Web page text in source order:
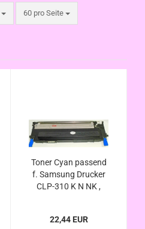
60 pro Seite
pro Seite
Toner Cyan passend
f. Samsung Drucker
CLP-310 K N NK ,
CLX-3175 FN FW N
22,44 EUR